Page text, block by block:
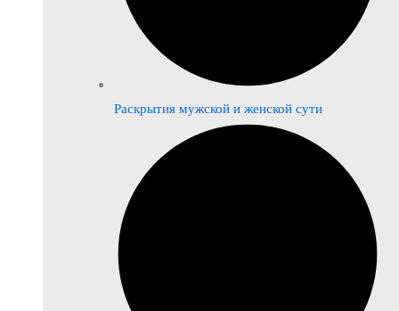
Раскрытия мужской и женской сути